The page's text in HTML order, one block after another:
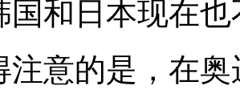
国和日本现在
的是，在奥